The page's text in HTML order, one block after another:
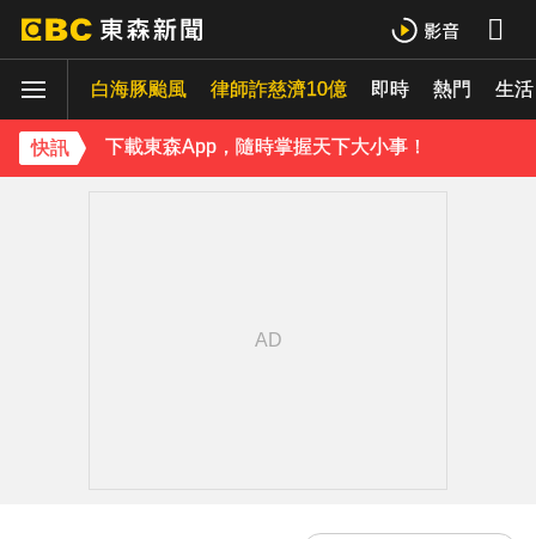
白海豚颱風 律師詐慈濟10億 即時 熱門 生活
快訊
下載東森App，隨時掌握天下大小事！
《理財達人秀》X 安聯投信免費講座報名中！搶先卡位 2027
下載東森App，隨時掌握天下大小事！